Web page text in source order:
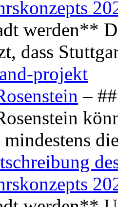
werden**
dass
projekt
–
mindestens